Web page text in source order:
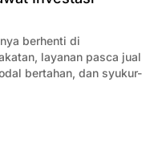
berhenti di
layanan pasca jual
bertahan, dan syukur-